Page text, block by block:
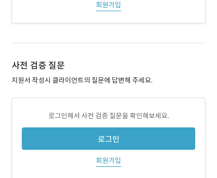
회원가입
사전 검증 질문
지원서 작성시 클라이언트의 질문에 답변해 주세요.
로그인해서 사전 검증 질문을 확인해보세요.
로그인
회원가입